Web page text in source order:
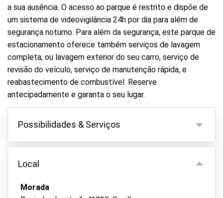
a sua ausência. O acesso ao parque é restrito e dispõe de
um sistema de videovigilância 24h por dia para além de
segurança noturno. Para além da segurança, este parque de
estacionamento oferece também serviços de lavagem
completa, ou lavagem exterior do seu carro, serviço de
revisão do veículo, serviço de manutenção rápida, e
reabastecimento de combustível. Reserve
antecipadamente e garanta o seu lugar.
Possibilidades & Serviços
Possibilidades
Estacionamento interno
Mantenha as chaves da viatura
Local
Morada